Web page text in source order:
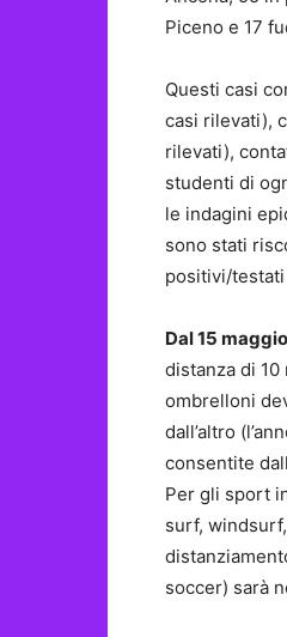
Piceno e 17
Questi casi
casi rilevati),
rilevati),
studenti di
le indagini
sono stati
positivi/testati
Dal 15
distanza di
ombrelloni
dall’altro
consentite
Per gli sport
surf,
soccer) sarà